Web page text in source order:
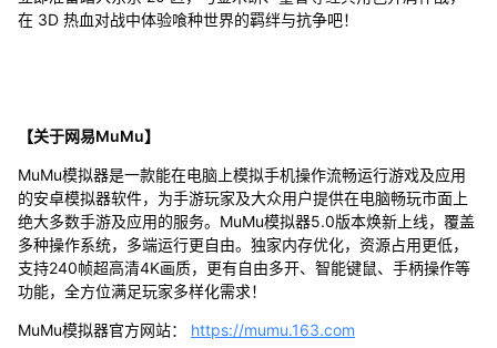
在 3D 热血对战中体验喰种世界的羁绊与抗争吧！
【关于网易MuMu】
MuMu模拟器是一款能在电脑上模拟手机操作流畅运行游戏及应用
的安卓模拟器软件，为手游玩家及大众用户提供在电脑畅玩市面上
绝大多数手游及应用的服务。MuMu模拟器5.0版本焕新上线，覆盖
多种操作系统，多端运行更自由。独家内存优化，资源占用更低，
支持240帧超高清4K画质，更有自由多开、智能键鼠、手柄操作等
功能，全方位满足玩家多样化需求！
MuMu模拟器官方网站： https://mumu.163.com